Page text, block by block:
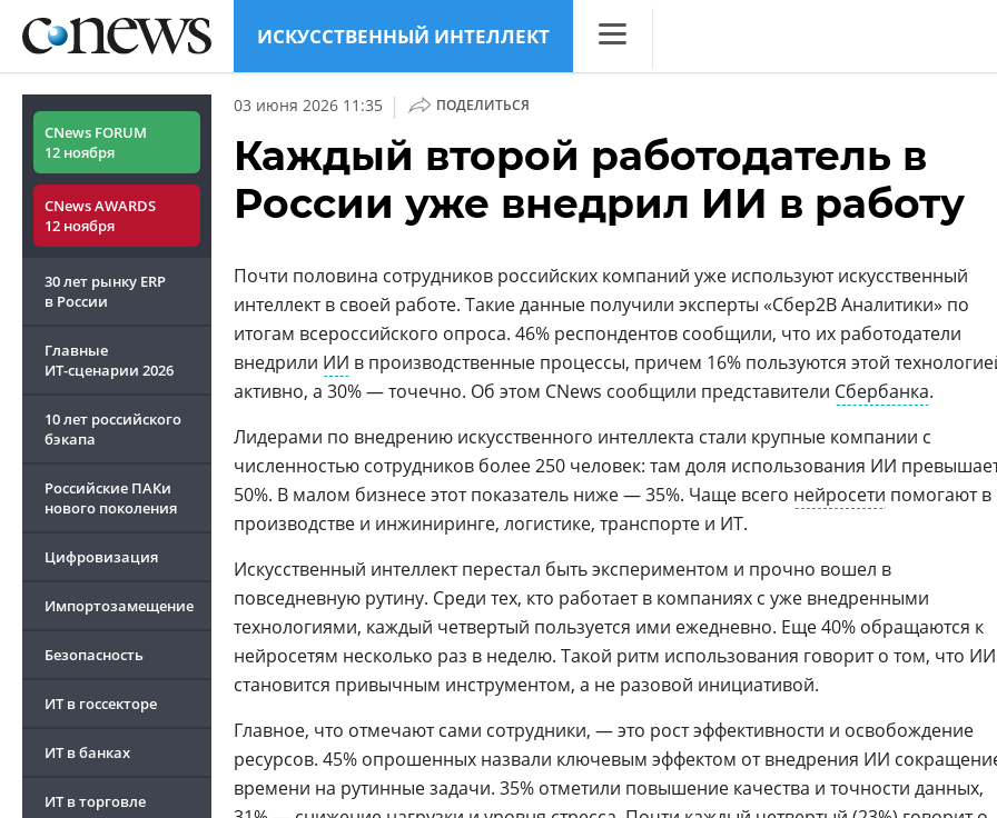
ИСКУССТВЕННЫЙ ИНТЕЛЛЕКТ
Конференции
Маркет
ТВ
CNews FORUM
12 ноября
CNews AWARDS
12 ноября
30 лет рынку ERP
в России
Главные
ИТ-сценарии 2026
10 лет российского
бэкапа
Российские ПАКи
нового поколения
Цифровизация
Импортозамещение
Безопасность
ИТ в госсекторе
ИТ в банках
ИТ в торговле
03 июня 2026 11:35 | ПОДЕЛИТЬСЯ
Каждый второй работодатель в
России уже внедрил ИИ в работу
Почти половина сотрудников российских компаний уже используют искусственный
интеллект в своей работе. Такие данные получили эксперты «Сбер2В Аналитики» по
итогам всероссийского опроса. 46% респондентов сообщили, что их работодатели
внедрили ИИ в производственные процессы, причем 16% пользуются этой
активно, а 30% — точечно. Об этом CNews сообщили представители Сбербанка.
Лидерами по внедрению искусственного интеллекта стали крупные компании с
численностью сотрудников более 250 человек: там доля использования ИИ
50%. В малом бизнесе этот показатель ниже — 35%. Чаще всего нейросети помогают в
производстве и инжиниринге, логистике, транспорте и ИT.
Искусственный интеллект перестал быть экспериментом и прочно вошел в
повседневную рутину. Среди тех, кто работает в компаниях с уже внедренными
технологиями, каждый четвертый пользуется ими ежедневно. Еще 40% обращаются к
нейросетям несколько раз в неделю. Такой ритм использования говорит о том, что ИИ
становится привычным инструментом, а не разовой инициативой.
Главное, что отмечают сами сотрудники, — это рост эффективности и освобождение
ресурсов. 45% опрошенных назвали ключевым эффектом от внедрения ИИ
времени на рутинные задачи. 35% отметили повышение качества и точности данных,